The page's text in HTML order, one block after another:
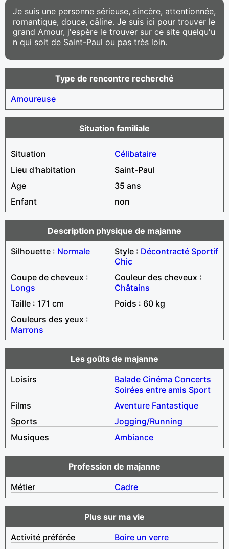
Je suis une personne sérieuse, sincère, attentionnée,
romantique, douce, câline. Je suis ici pour trouver le
grand Amour, j'espère le trouver sur ce site quelqu'u
n qui soit de Saint-Paul ou pas très loin.
Type de rencontre recherché
Amoureuse
Situation familiale
Situation
Célibataire
Lieu d'habitation
Saint-Paul
Age
35 ans
Enfant
non
Description physique de majanne
Silhouette : Normale Style : Décontracté Sportif
Chic
Coupe de cheveux :
Longs
Couleur des cheveux :
Châtains
Taille : 171 cm
Poids : 60 kg
Couleurs des yeux :
Marrons
Les goûts de majanne
Loisirs
Balade Cinéma Concerts
Soirées entre amis Sport
Films
Aventure Fantastique
Sports
Jogging/Running
Musiques
Ambiance
Profession de majanne
Métier
Cadre
Plus sur ma vie
Activité préférée
Boire un verre